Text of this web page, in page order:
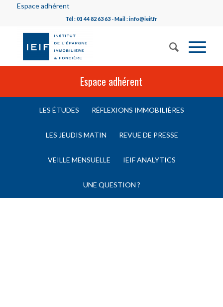
Espace adhérent
Tél : 01 44 82 63 63 - Mail : info@ieif.fr
Espace adhérent
LES ÉTUDES RÉFLEXIONS IMMOBILIÈRES
LES JEUDIS MATIN REVUE DE PRESSE
VEILLE MENSUELLE IEIF ANALYTICS
UNE QUESTION ?